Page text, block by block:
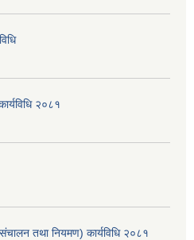
२०८१
तथा नियमण) कार्यविधि २०८१